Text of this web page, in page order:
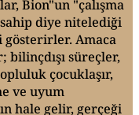
Bion"un "çalışma
diye nitelediği
Amaca
bilinçdışı süreçler,
çocuklaşır,
ve uyum
hale gelir, gerçeği